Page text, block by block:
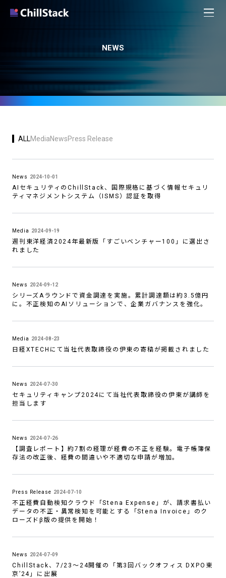
NEWS
ALLMediaNewsPress Release
News 2024-10-01
AIセキュリティのChillStack、国際規格に基づく情報セキュリ
ティマネジメントシステム（ISMS）認証を取得
Media 2024-09-19
週刊東洋経済2024年最新版「すごいベンチャー100」に選出さ
れました
News 2024-09-12
シリーズAラウンドで資金調達を実施。累計調達額は約3.5億円
に。不正検知のAIソリューションで、企業ガバナンスを強化。
Media 2024-08-23
日経XTECHにて当社代表取締役の伊東の寄稿が掲載されました
News 2024-07-30
セキュリティキャンプ2024にて当社代表取締役の伊東が講師を
担当します
News 2024-07-26
【調査レポート】約7割の経理が経費の不正を経験。電子帳簿保
存法の改正後、経費の間違いや不適切な申請が増加。
Press Release 2024-07-10
不正経費自動検知クラウド「Stena Expense」が、請求書払い
データの不正・異常検知を可能とする「Stena Invoice」のク
ローズドβ版の提供を開始！
News 2024-07-09
ChillStack、7/23〜24開催の「第3回バックオフィス DXPO東
京’24」に出展